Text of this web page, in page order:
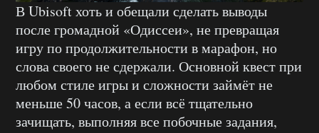
В Ubisoft хоть и обещали сделать выводы
после громадной «Одиссеи», не превращая
игру по продолжительности в марафон, но
слова своего не сдержали. Основной квест при
любом стиле игры и сложности займёт не
меньше 50 часов, а если всё тщательно
зачищать, выполняя все побочные задания,